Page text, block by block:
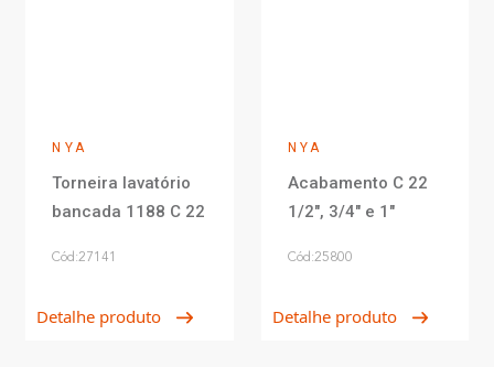
NYA
Torneira lavatório
bancada 1188 C 22
Cód:27141
Detalhe produto
NYA
Acabamento C 22
1/2", 3/4" e 1"
Cód:25800
Detalhe produto